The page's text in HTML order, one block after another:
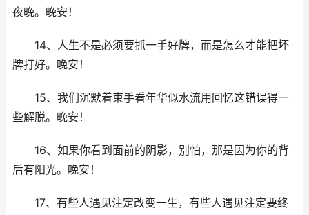
夜晚。晚安！
14、人生不是必须要抓一手好牌，而是怎么才能把坏
牌打好。晚安！
15、我们沉默着束手看年华似水流用回忆这错误得一
些解脱。晚安！
16、如果你看到面前的阴影，别怕，那是因为你的背
后有阳光。晚安！
17、有些人遇见注定改变一生，有些人遇见注定要终